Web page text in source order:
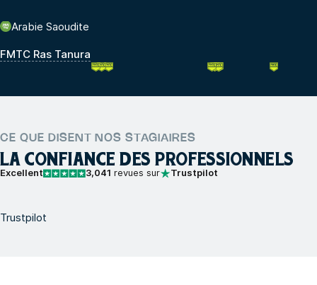
Arabie Saoudite
FMTC Ras Tanura
CE QUE DISENT NOS STAGIAIRES
LA CONFIANCE DES PROFESSIONNELS
Excellent 3,041 revues sur Trustpilot
Trustpilot